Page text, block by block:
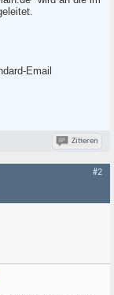
Email
Zitieren
#2